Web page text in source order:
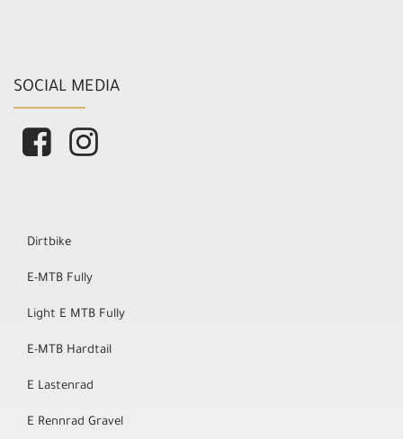
SOCIAL MEDIA
Dirtbike
E-MTB Fully
Light E MTB Fully
E-MTB Hardtail
E Lastenrad
E Rennrad Gravel